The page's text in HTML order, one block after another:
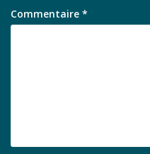
Commentaire *